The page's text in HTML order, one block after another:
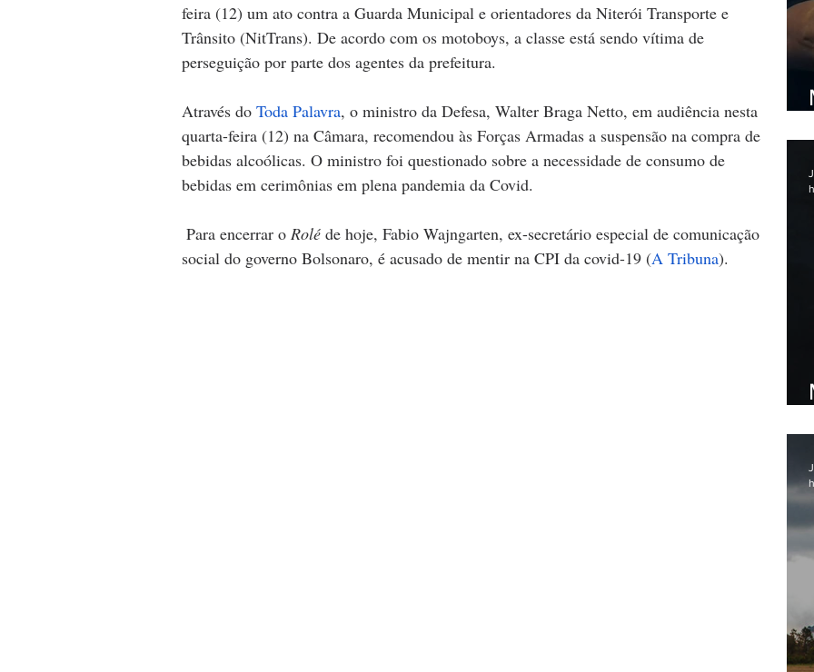
feira (12) um ato contra a Guarda Municipal e orientadores da Niterói Transporte e
Trânsito (NitTrans). De acordo com os motoboys, a classe está sendo vítima de
perseguição por parte dos agentes da prefeitura.
Através do Toda Palavra, o ministro da Defesa, Walter Braga Netto, em audiência nesta
quarta-feira (12) na Câmara, recomendou às Forças Armadas a suspensão na compra de
bebidas alcoólicas. O ministro foi questionado sobre a necessidade de consumo de
bebidas em cerimônias em plena pandemia da Covid.
Para encerrar o Rolé de hoje, Fabio Wajngarten, ex-secretário especial de comunicação
social do governo Bolsonaro, é acusado de mentir na CPI da covid-19 (A Tribuna).